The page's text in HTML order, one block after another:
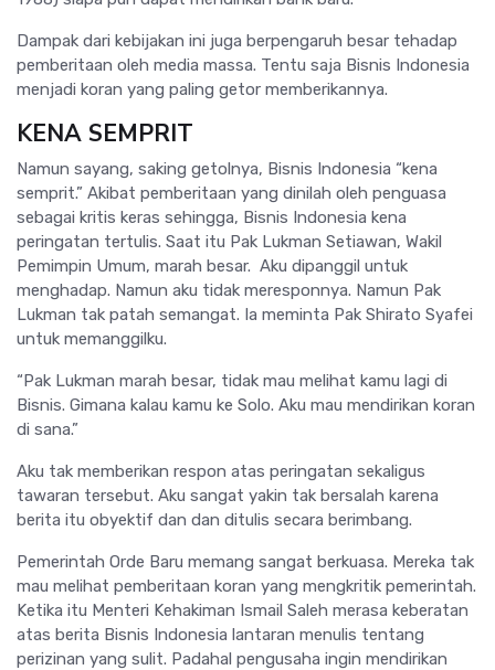
Dampak dari kebijakan ini juga berpengaruh besar tehadap
pemberitaan oleh media massa. Tentu saja Bisnis Indonesia
menjadi koran yang paling getor memberikannya.
KENA SEMPRIT
Namun sayang, saking getolnya, Bisnis Indonesia “kena
semprit.” Akibat pemberitaan yang dinilah oleh penguasa
sebagai kritis keras sehingga, Bisnis Indonesia kena
peringatan tertulis. Saat itu Pak Lukman Setiawan, Wakil
Pemimpin Umum, marah besar. Aku dipanggil untuk
menghadap. Namun aku tidak meresponnya. Namun Pak
Lukman tak patah semangat. Ia meminta Pak Shirato Syafei
untuk memanggilku.
“Pak Lukman marah besar, tidak mau melihat kamu lagi di
Bisnis. Gimana kalau kamu ke Solo. Aku mau mendirikan koran
di sana.”
Aku tak memberikan respon atas peringatan sekaligus
tawaran tersebut. Aku sangat yakin tak bersalah karena
berita itu obyektif dan dan ditulis secara berimbang.
Pemerintah Orde Baru memang sangat berkuasa. Mereka tak
mau melihat pemberitaan koran yang mengkritik pemerintah.
Ketika itu Menteri Kehakiman Ismail Saleh merasa keberatan
atas berita Bisnis Indonesia lantaran menulis tentang
perizinan yang sulit. Padahal pengusaha ingin mendirikan